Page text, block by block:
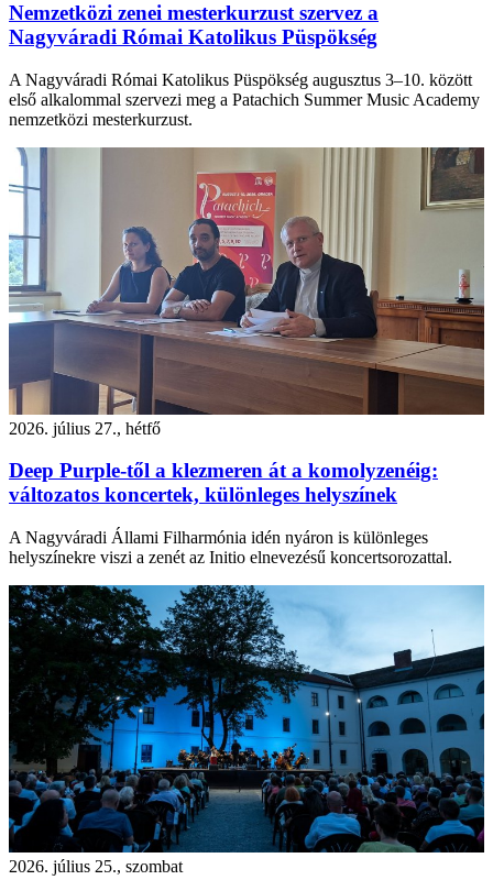
Nemzetközi zenei mesterkurzust szervez a
Nagyváradi Római Katolikus Püspökség
A Nagyváradi Római Katolikus Püspökség augusztus 3–10. között
első alkalommal szervezi meg a Patachich Summer Music Academy
nemzetközi mesterkurzust.
2026. július 27., hétfő
Deep Purple-től a klezmeren át a komolyzenéig:
változatos koncertek, különleges helyszínek
A Nagyváradi Állami Filharmónia idén nyáron is különleges
helyszínekre viszi a zenét az Initio elnevezésű koncertsorozattal.
2026. július 25., szombat